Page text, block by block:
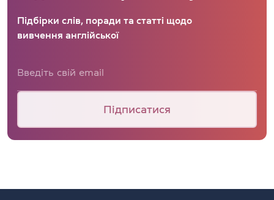
Підбірки слів, поради та статті щодо
вивчення англійської
Підписатися